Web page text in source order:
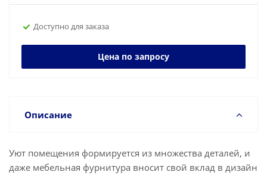
Доступно для заказа
Цена по запросу
Описание
Уют помещения формируется из множества деталей, и
даже мебельная фурнитура вносит свой вклад в дизайн